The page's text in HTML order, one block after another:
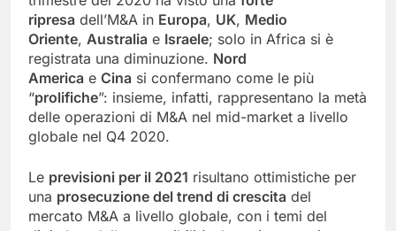
ripresa dell’M&A in Europa, UK, Medio
Oriente, Australia e Israele; solo in Africa si è
registrata una diminuzione. Nord
America e Cina si confermano come le più
“prolifiche”: insieme, infatti, rappresentano la metà
delle operazioni di M&A nel mid-market a livello
globale nel Q4 2020.
Le previsioni per il 2021 risultano ottimistiche per
una prosecuzione del trend di crescita del
mercato M&A a livello globale, con i temi del